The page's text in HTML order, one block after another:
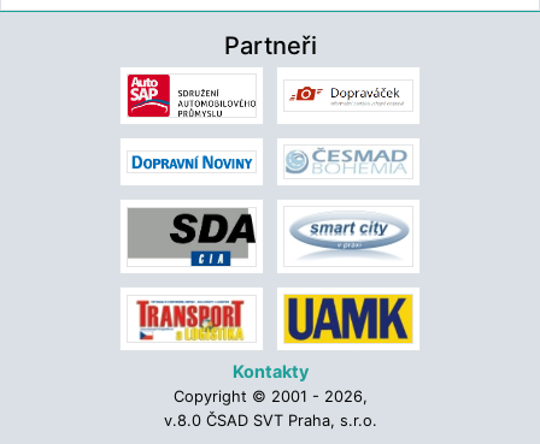
Partneři
Kontakty
Copyright © 2001 - 2026,
v.8.0 ČSAD SVT Praha, s.r.o.